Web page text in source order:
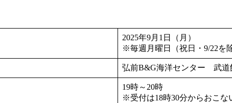
2025年9月1日（月）
※毎週月曜日（祝日・9/22を
弘前B&G海洋センター 武道
19時～20時
※受付は18時30分からおこ